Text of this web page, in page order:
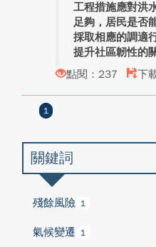
工程措施應對洪
足夠，居民是否
採取相應的調適
提升社區韌性的
點閱：237
下
1
關鍵詞
殘餘風險 1
氣候變遷 1